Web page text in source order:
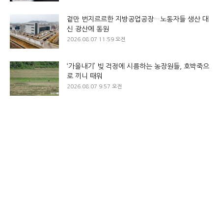
겉만 번지르르한 지방공업공장…노동자들 생산 대
신 광산에 동원
2026.08.07 11:59 오전
‘가을내기’ 빚 걱정에 시름하는 농장원들, 호박죽으
로 끼니 때워
2026.08.07 9:57 오전